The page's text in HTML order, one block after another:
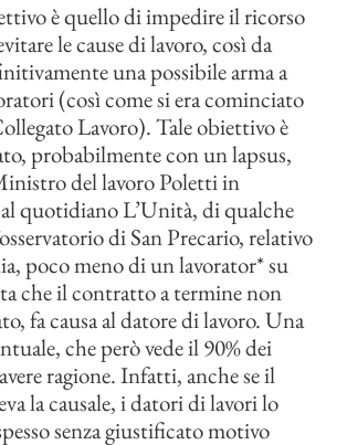
è quello di impedire il ricorso
le cause di lavoro, così da
una possibile arma a
(così come si era cominciato
Lavoro). Tale obiettivo è
probabilmente con un lapsus,
del lavoro Poletti in
quotidiano L’Unità, di qualche
di San Precario, relativo
poco meno di un lavorator* su
che il contratto a termine non
fa causa al datore di lavoro. Una
che però vede il 90% dei
ragione. Infatti, anche se il
la causale, i datori di lavori lo
senza giustificato motivo